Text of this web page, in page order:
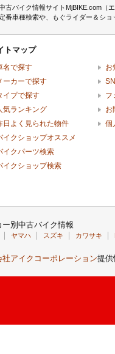
古バイク情報サイトMjBIKE.com（
番車種検索や、もぐライダー＆シ
トマップ
名で探す
ーカーで探す
イプで探す
気ランキング
日よく見られた物件
イクショップオススメ
イクパーツ検索
イクショップ検索
お
フ
お
個
ー別中古バイク情報
ヤマハ スズキ カワサキ
社アイクコーポレーション提